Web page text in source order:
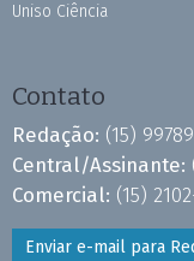
Uniso Ciência
Contato
Redação: (15)
Central/Assinante:
Comercial: (15)
Enviar e-mail para